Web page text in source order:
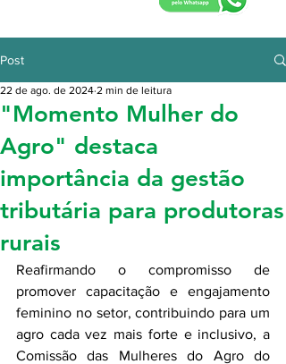
Post
"Momento Mulher do
Agro" destaca
importância da gestão
tributária para produtoras
rurais
22 de ago. de 2024 2 min de leitura
Reafirmando o compromisso de
promover capacitação e engajamento
feminino no setor, contribuindo para um
agro cada vez mais forte e inclusivo, a
Comissão das Mulheres do Agro do